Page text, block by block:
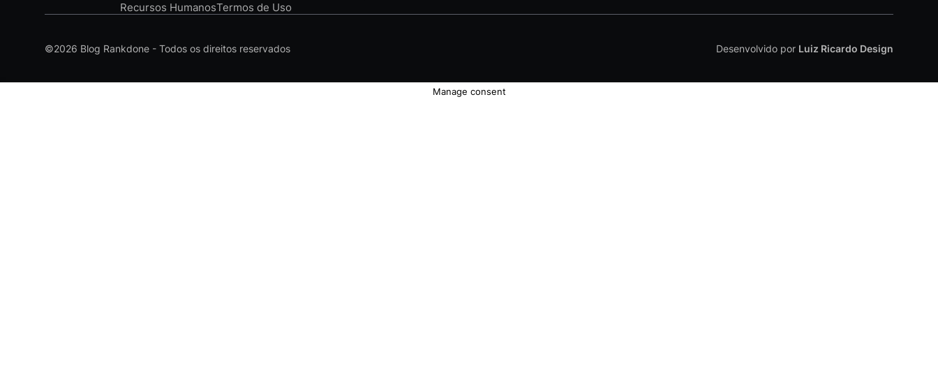
Recursos HumanosTermos de Uso
©2026 Blog Rankdone - Todos os direitos reservados Desenvolvido por Luiz Ricardo Design
Manage consent